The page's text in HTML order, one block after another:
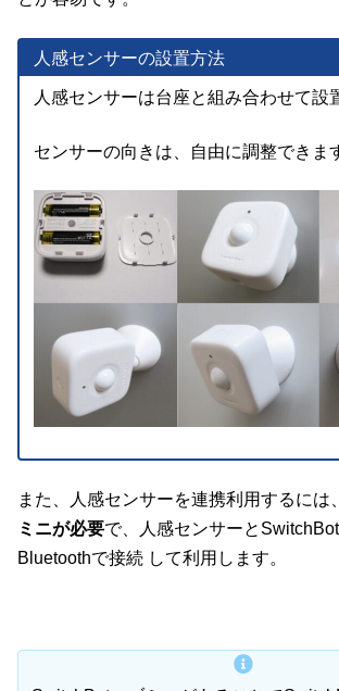
人感センサーの設置方法
人感センサーは台座と組み合わせて設
センサーの向きは、自由に調整できま
また、人感センサーを連携利用するには、
ミニが必要で、人感センサーと
Bluetoothで接続 して利用します。